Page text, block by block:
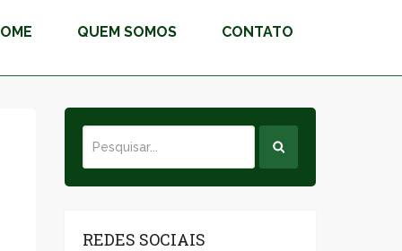
QUEM SOMOS CONTATO
REDES SOCIAIS